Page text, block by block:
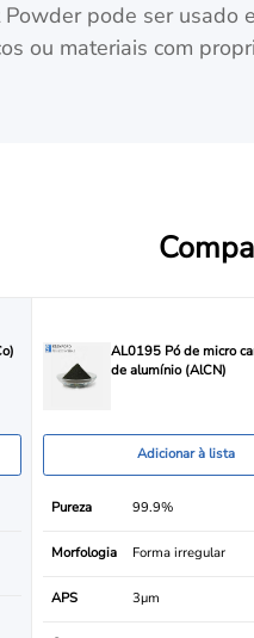
Powder pode ser
ou materiais com
AL0195 Pó de micro
de alumínio (AlCN)
Adicionar à lista
Pureza 99.9%
Morfologia Forma irregular
APS 3μm